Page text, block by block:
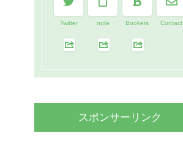
Twitter note Bookers Contact
スポンサーリンク